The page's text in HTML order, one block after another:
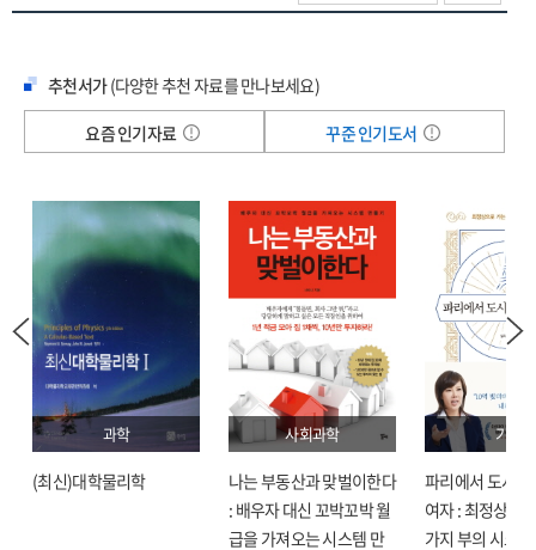
추천서가(다양한 추천 자료를 만나보세요)
요즘 인기자료
꾸준 인기도서
과학
(최신)대학물리학
사회과학
나는 부동산과 맞벌이한다
: 배우자 대신 꼬박꼬박 월
급을 가져오는 시스템 만
기술
파리에서 도시락
여자 : 최정상으
가지 부의 시크릿